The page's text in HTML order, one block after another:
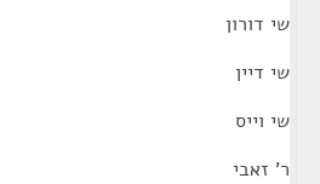
שי דורון
שי דיין
שי וייס
ר' זאבי